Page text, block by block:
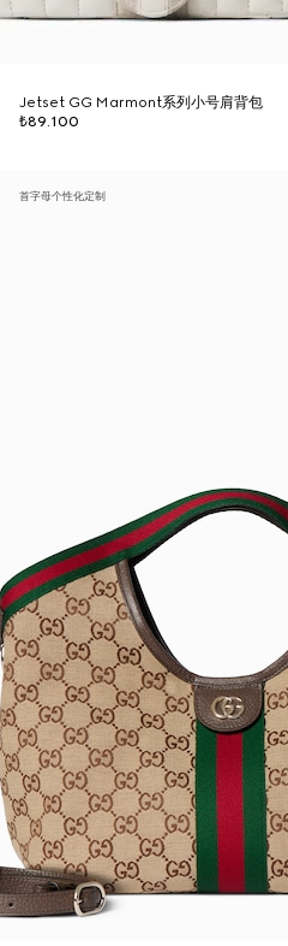
Jetset GG Marmont系列小号肩背包
₺89.100
首字母个性化定制